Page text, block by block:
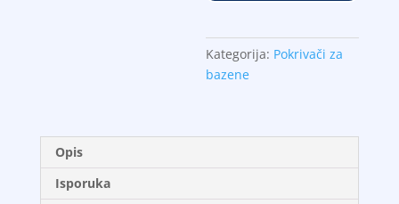
količina
Kategorija: Pokrivači za
bazene
Opis
Isporuka